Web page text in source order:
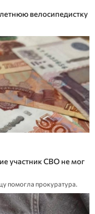
велосипедистку
участник СВО не мог
помогла прокуратура.